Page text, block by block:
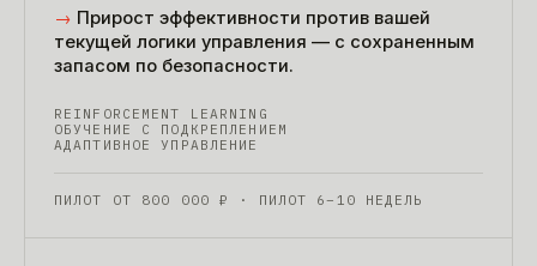
→ Прирост эффективности против вашей
текущей логики управления — с сохраненным
запасом по безопасности.
REINFORCEMENT LEARNING
ОБУЧЕНИЕ С ПОДКРЕПЛЕНИЕМ
АДАПТИВНОЕ УПРАВЛЕНИЕ
ПИЛОТ ОТ 800 000 ₽ · ПИЛОТ 6–10 НЕДЕЛЬ